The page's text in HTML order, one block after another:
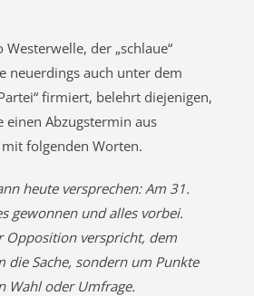
der „schlaue“
neuerdings auch unter dem
firmiert, belehrt diejenigen,
einen Abzugstermin aus
folgenden Worten.
heute versprechen: Am 31.
gewonnen und alles vorbei.
Opposition verspricht, dem
die Sache, sondern um Punkte
Wahl oder Umfrage.